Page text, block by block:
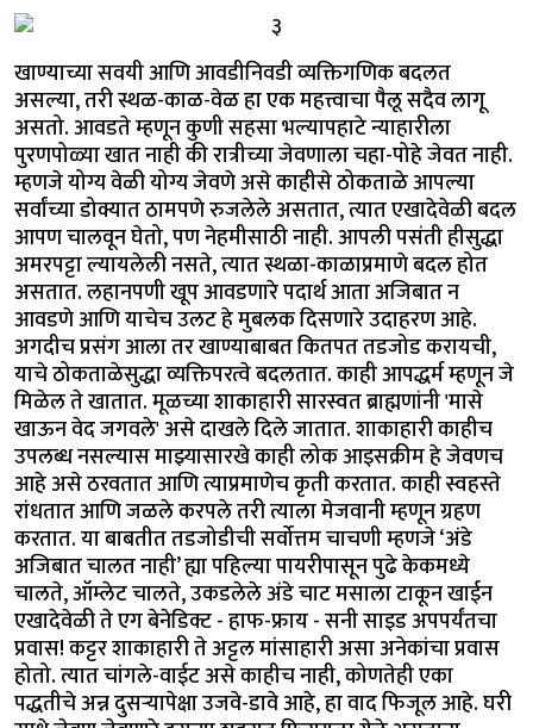
खाण्याच्या सवयी आणि आवडीनिवडी व्यक्तिगणिक बदलत
असल्या, तरी स्थळ-काळ-वेळ हा एक महत्त्वाचा पैलू सदैव लागू
असतो. आवडते म्हणून कुणी सहसा भल्यापहाटे न्याहारीला
पुरणपोळ्या खात नाही की रात्रीच्या जेवणाला चहा-पोहे जेवत नाही.
म्हणजे योग्य वेळी योग्य जेवणे असे काहीसे ठोकताळे आपल्या
सर्वांच्या डोक्यात ठामपणे रुजलेले असतात, त्यात एखादेवेळी बदल
आपण चालवून घेतो, पण नेहमीसाठी नाही. आपली पसंती हीसुद्धा
अमरपट्टा ल्यायलेली नसते, त्यात स्थळा-काळाप्रमाणे बदल होत
असतात. लहानपणी खूप आवडणारे पदार्थ आता अजिबात न
आवडणे आणि याचेच उलट हे मुबलक दिसणारे उदाहरण आहे.
अगदीच प्रसंग आला तर खाण्याबाबत कितपत तडजोड करायची,
याचे ठोकताळेसुद्धा व्यक्तिपरत्वे बदलतात. काही आपद्धर्म म्हणून जे
मिळेल ते खातात. मूळच्या शाकाहारी सारस्वत ब्राह्मणांनी 'मासे
खाऊन वेद जगवले' असे दाखले दिले जातात. शाकाहारी काहीच
उपलब्ध नसल्यास माझ्यासारखे काही लोक आइसक्रीम हे जेवणच
आहे असे ठरवतात आणि त्याप्रमाणेच कृती करतात. काही स्वहस्ते
रांधतात आणि जळले करपले तरी त्याला मेजवानी म्हणून ग्रहण
करतात. या बाबतीत तडजोडीची सर्वोत्तम चाचणी म्हणजे ‘अंडे
अजिबात चालत नाही’ ह्या पहिल्या पायरीपासून पुढे केकमध्ये
चालते, ऑम्लेट चालते, उकडलेले अंडे चाट मसाला टाकून खाईन
एखादेवेळी ते एग बेनेडिक्ट - हाफ-फ्राय - सनी साइड अपपर्यंतचा
प्रवास! कट्टर शाकाहारी ते अट्टल मांसाहारी असा अनेकांचा प्रवास
होतो. त्यात चांगले-वाईट असे काहीच नाही, कोणतेही एका
पद्धतीचे अन्न दुसऱ्यापेक्षा उजवे-डावे आहे, हा वाद फिजूल आहे. घरी